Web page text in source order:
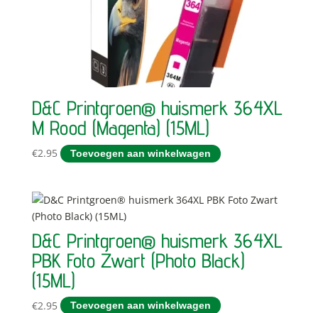
D&C Printgroen® huismerk 364XL
M Rood (Magenta) (15ML)
€2.95 Toevoegen aan winkelwagen
D&C Printgroen® huismerk 364XL
PBK Foto Zwart (Photo Black)
(15ML)
€2.95 Toevoegen aan winkelwagen